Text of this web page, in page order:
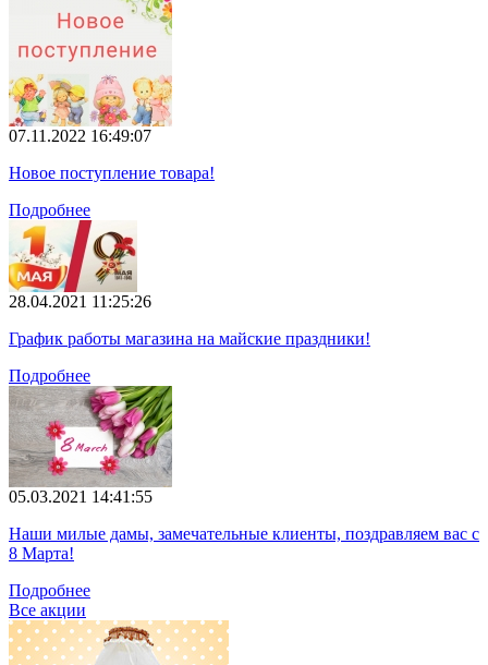
07.11.2022 16:49:07
Новое поступление товара!
Подробнее
28.04.2021 11:25:26
График работы магазина на майские праздники!
Подробнее
05.03.2021 14:41:55
Наши милые дамы, замечательные клиенты, поздравляем вас с
8 Марта!
Подробнее
Все акции